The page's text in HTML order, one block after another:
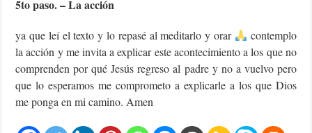
5to paso. – La acción
ya que leí el texto y lo repasé al meditarlo y orar
contemplo
la acción y me invita a explicar este acontecimiento a los que no
comprenden por qué Jesús regreso al padre y no a vuelvo pero
que lo esperamos me comprometo a explicarle a los que Dios
me ponga en mi camino. Amen